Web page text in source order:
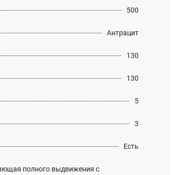
500
Антрацит
130
130
5
3
Есть
полного выдвижения с